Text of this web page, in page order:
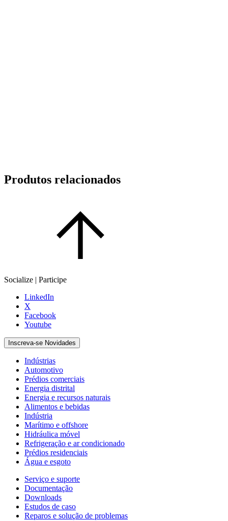
Produtos relacionados
Socialize | Participe
LinkedIn
X
Facebook
Youtube
Inscreva-se Novidades
Indústrias
Automotivo
Prédios comerciais
Energia distrital
Energia e recursos naturais
Alimentos e bebidas
Indústria
Marítimo e offshore
Hidráulica móvel
Refrigeração e ar condicionado
Prédios residenciais
Água e esgoto
Serviço e suporte
Documentação
Downloads
Estudos de caso
Reparos e solução de problemas